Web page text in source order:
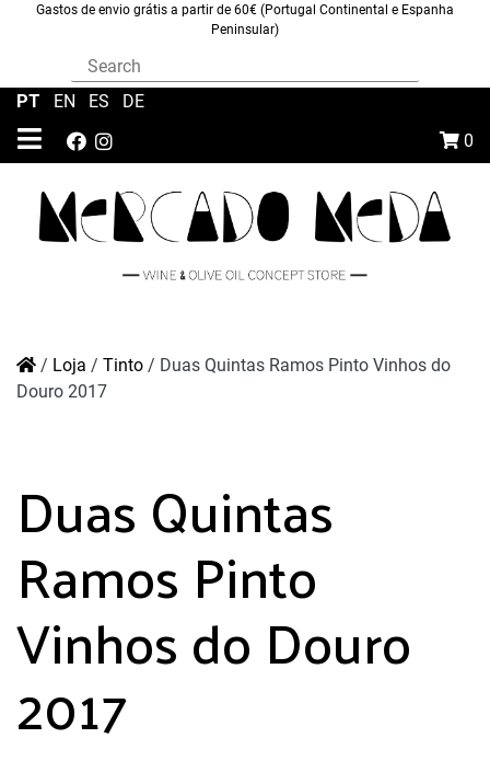
Gastos de envio grátis a partir de 60€ (Portugal Continental e Espanha
Peninsular)
0
PT EN ES DE
/ Loja / Tinto / Duas Quintas Ramos Pinto Vinhos do
Douro 2017
Duas Quintas
Ramos Pinto
Vinhos do Douro
2017